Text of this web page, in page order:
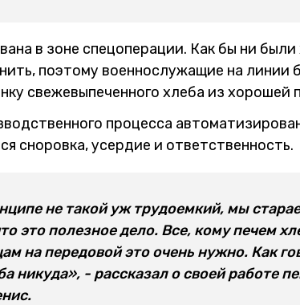
в зоне спецоперации. Как бы ни
поэтому военнослужащие на линии
свежевыпеченного хлеба из хорошей
процесса
сноровка, усердие и ответственность.
не такой уж трудоемкий, мы
это полезное дело. Все, кому печем
на передовой это очень нужно. Как
никуда», - рассказал о своей работе